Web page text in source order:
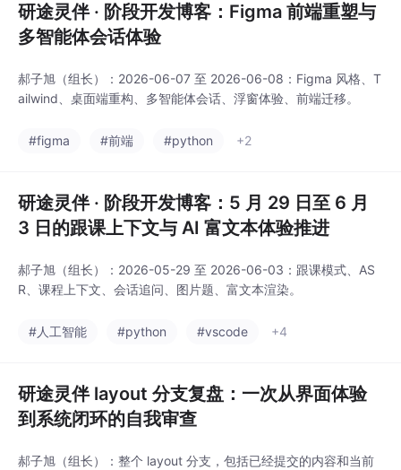
研途灵伴 · 阶段开发博客：Figma 前端重塑与
多智能体会话体验
郝子旭（组长）：2026-06-07 至 2026-06-08：Figma 风格、T
ailwind、桌面端重构、多智能体会话、浮窗体验、前端迁移。
#figma #前端 #python +2
研途灵伴 · 阶段开发博客：5 月 29 日至 6 月
3 日的跟课上下文与 AI 富文本体验推进
郝子旭（组长）：2026-05-29 至 2026-06-03：跟课模式、AS
R、课程上下文、会话追问、图片题、富文本渲染。
#人工智能 #python #vscode +4
研途灵伴 layout 分支复盘：一次从界面体验
到系统闭环的自我审查
郝子旭（组长）：整个 layout 分支，包括已经提交的内容和当前